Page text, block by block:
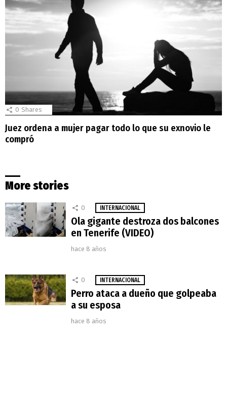
0 Shares
Juez ordena a mujer pagar todo lo que su exnovio le
compró
More stories
0 INTERNACIONAL
Ola gigante destroza dos balcones
en Tenerife (VIDEO)
hace 8 años
0 INTERNACIONAL
Perro ataca a dueño que golpeaba
a su esposa
hace 8 años